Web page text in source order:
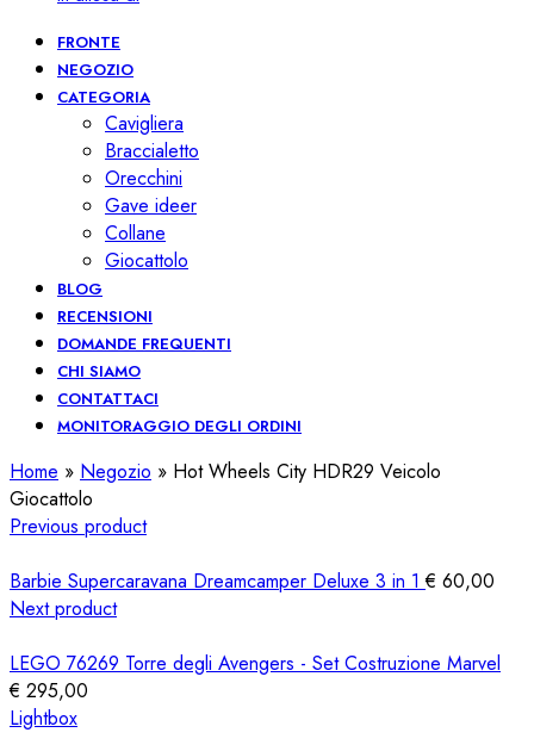
FRONTE
NEGOZIO
CATEGORIA
Cavigliera
Braccialetto
Orecchini
Gave ideer
Collane
Giocattolo
BLOG
RECENSIONI
DOMANDE FREQUENTI
CHI SIAMO
CONTATTACI
MONITORAGGIO DEGLI ORDINI
Home » Negozio » Hot Wheels City HDR29 Veicolo
Giocattolo
Previous product
Barbie Supercaravana Dreamcamper Deluxe 3 in 1€ 60,00
Next product
LEGO 76269 Torre degli Avengers - Set Costruzione Marvel
€ 295,00
Lightbox